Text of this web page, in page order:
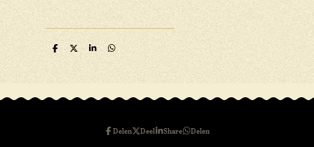
D
D
S
D
Delen Deel Share Delen